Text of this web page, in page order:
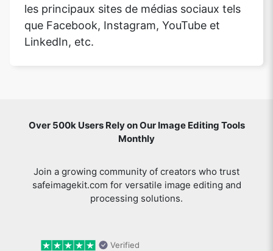
les principaux sites de médias sociaux tels
que Facebook, Instagram, YouTube et
LinkedIn, etc.
Over 500k Users Rely on Our Image Editing Tools
Monthly
Join a growing community of creators who trust
safeimagekit.com for versatile image editing and
processing solutions.
Verified